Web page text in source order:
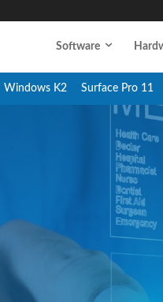
Software
Windows K2 Surface Pro 11